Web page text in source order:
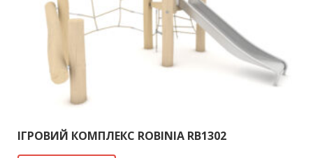
ІГРОВИЙ КОМПЛЕКС ROBINIA RB1302